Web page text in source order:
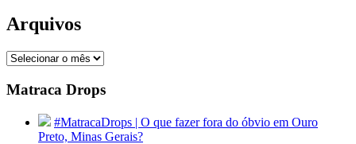
Arquivos
Arquivos
Matraca Drops
#MatracaDrops | O que fazer fora do óbvio em Ouro
Preto, Minas Gerais?